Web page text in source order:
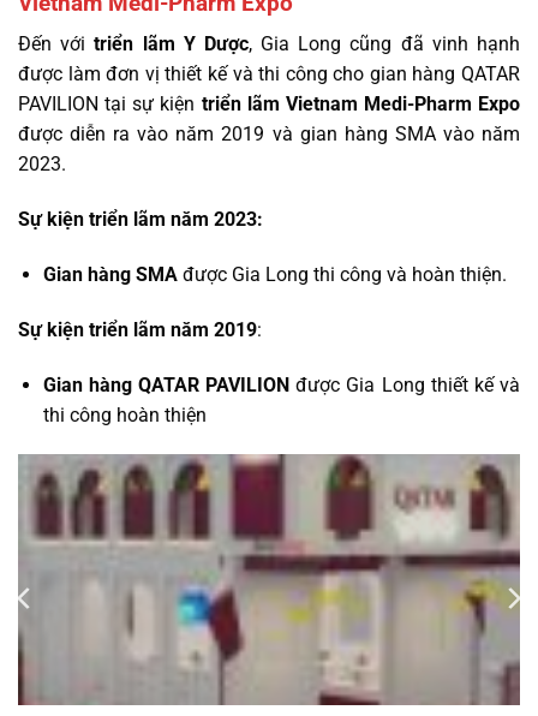
Đến vớitriển lãm Y Dược, Gia Long cũng đã vinh hạnh
được làm đơn vị thiết kế và thi công cho gian hàng QATAR
PAVILION tại sự kiện triển lãm Vietnam Medi-Pharm Expo
được diễn ra vào năm 2019 và gian hàng SMA vào năm
2023.
Sự kiện triển lãm năm 2023:
Gian hàng SMAđược Gia Long thi công và hoàn thiện.
Sự kiện triển lãm năm 2019:
Gian hàng QATAR PAVILION được Gia Long thiết kế và
thi công hoàn thiện